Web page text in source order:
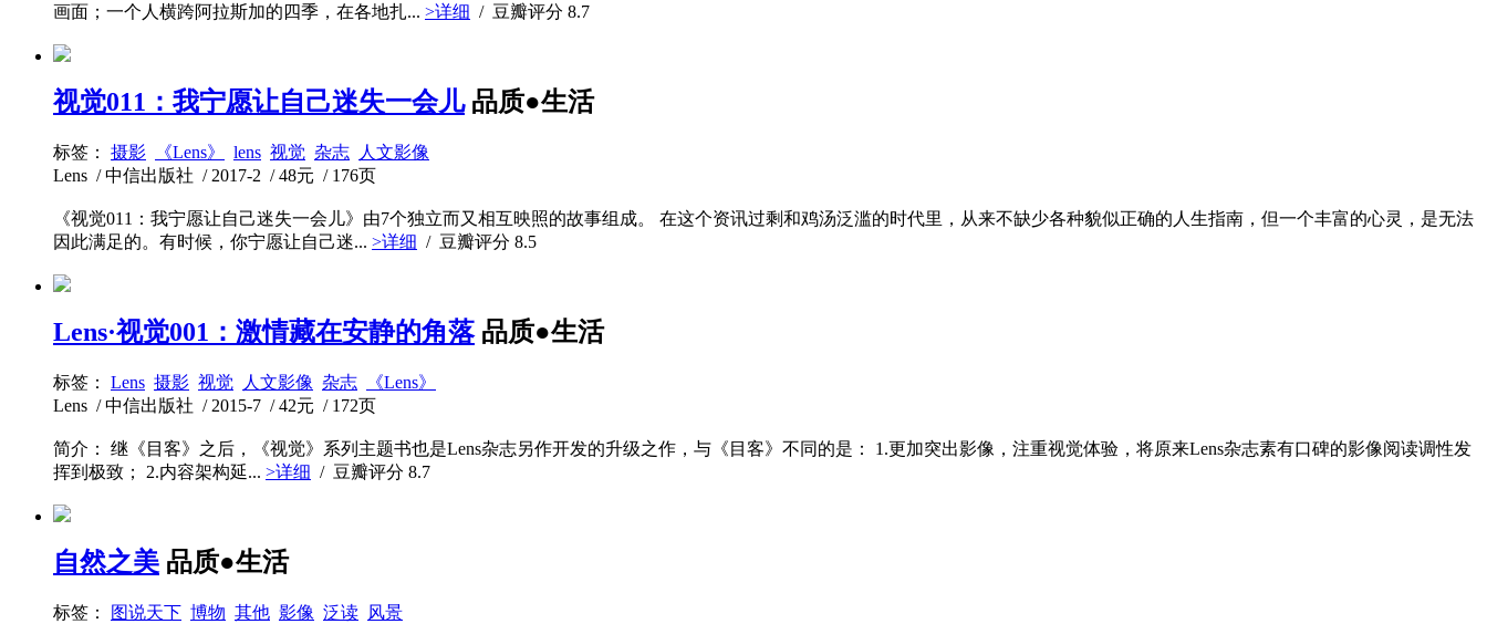
画面；一个人横跨阿拉斯加的四季，在各地扎... >详细 / 豆瓣评分 8.7
视觉011：我宁愿让自己迷失一会儿 品质●生活
标签： 摄影 《Lens》 lens 视觉 杂志
人文影像
Lens / 中信出版社 / 2017-2 / 48元 / 176页
《视觉011：我宁愿让自己迷失一会儿》由7个独立而又相互映照的故事组成。 在这个资讯过剩和鸡汤泛滥的时代里，从来不缺少各种貌似正确的人生指南，但一个丰富的心灵，是无法
因此满足的。有时候，你宁愿让自己迷... >详细 / 豆瓣评分 8.5
Lens·视觉001：激情藏在安静的角落 品质●生活
标签： Lens 摄影 视觉 人文影像 杂志
《Lens》
Lens / 中信出版社 / 2015-7 / 42元 / 172页
简介： 继《目客》之后，《视觉》系列主题书也是Lens杂志另作开发的升级之作，与《目客》不同的是： 1.更加突出影像，注重视觉体验，将原来Lens杂志素有口碑的影像阅读调性发
挥到极致； 2.内容架构延... >详细 / 豆瓣评分 8.7
自然之美 品质●生活
标签： 图说天下 博物 其他 影像 泛读 风景